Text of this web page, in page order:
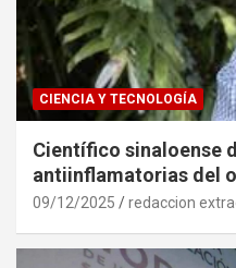
CIENCIA Y TECNOLOGÍA
Científico sinaloense
antiinflamatorias del
09/12/2025 redaccion